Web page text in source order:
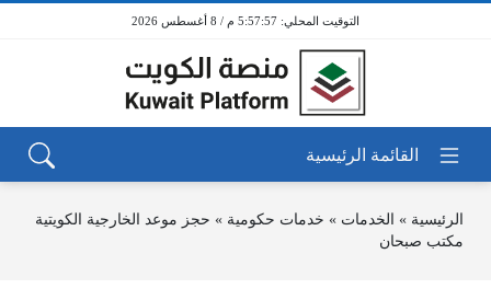
5:57:57 م / 8 أغسطس 2026
الرئيسية » الخدمات » خدمات حكومية » حجز موعد الخارجية الكويتية
مكتب صبحان